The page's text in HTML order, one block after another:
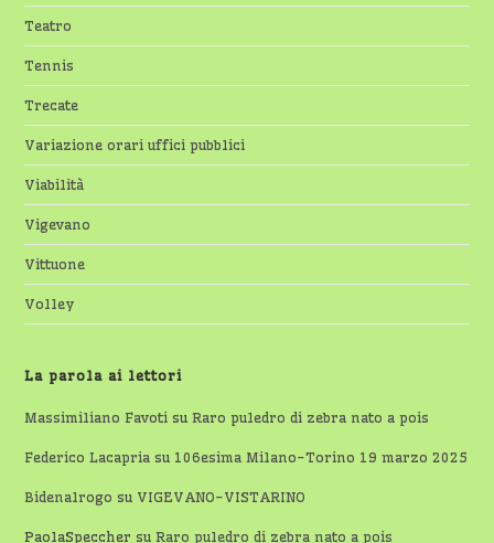
Teatro
Tennis
Trecate
Variazione orari uffici pubblici
Viabilità
Vigevano
Vittuone
Volley
La parola ai lettori
Massimiliano Favoti suRaro puledro di zebra nato a pois
Federico Lacapria su 106esima Milano-Torino 19 marzo 2025
Bidenalrogo su VIGEVANO-VISTARINO
PaolaSpeccher suRaro puledro di zebra nato a pois